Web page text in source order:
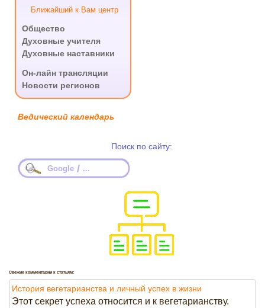
Ближайший к Вам центр
Общество
Духовные учителя
Духовные наставники
Он-лайн трансляции
Новости регионов
Ведический календарь
Поиск по сайту:
Google / ...
Свежие комментарии к статьям:
История вегетарианства и личный успех в жизни
Этот секрет успеха относится и к вегетарианству.